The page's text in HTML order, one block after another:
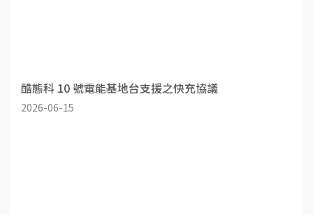
酷態科 10 號電能基地台支援之快充協議
2026-06-15